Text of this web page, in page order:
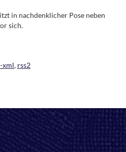
in nachdenklicher Pose neben
sich.
xml, rss2